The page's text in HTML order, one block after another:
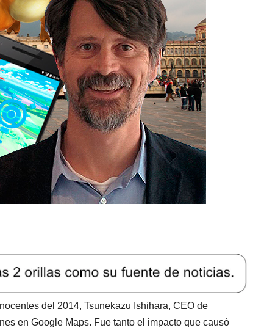
del 2014, Tsunekazu Ishihara, CEO de
en Google Maps. Fue tanto el impacto que causó